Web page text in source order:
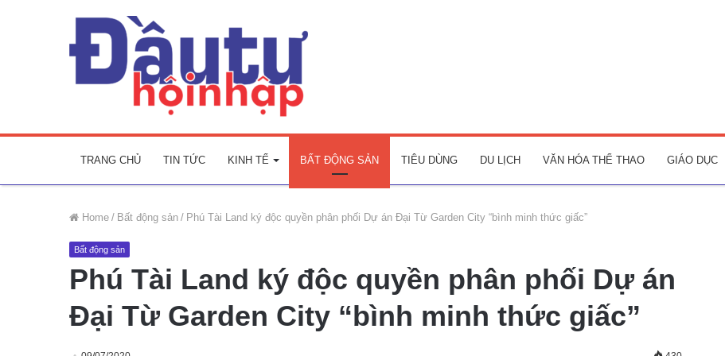
TRANG CHỦ TIN TỨC KINH TẾ BẤT ĐỘNG SẢN TIÊU DÙNG DU LỊCH VĂN HÓA THỂ THAO GIÁO DỤC
Home / Bất động sản / Phú Tài Land ký độc quyền phân phối Dự án Đại Từ Garden City “bình minh thức giấc”
Bất động sản
Phú Tài Land ký độc quyền phân phối Dự án
Đại Từ Garden City “bình minh thức giấc”